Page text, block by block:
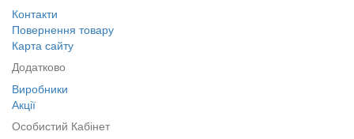
Контакти
Повернення товару
Карта сайту
Додатково
Виробники
Акції
Особистий Кабінет